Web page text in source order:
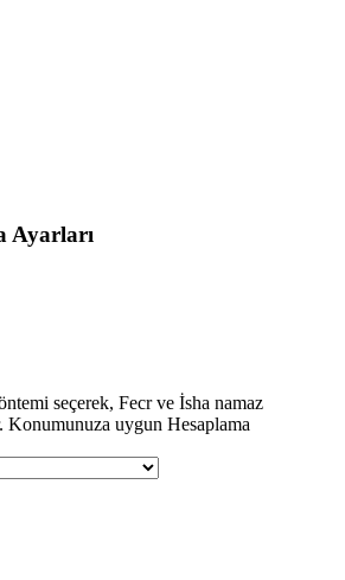
Ayarları
seçerek, Fecr ve İsha namaz
Konumunuza uygun Hesaplama